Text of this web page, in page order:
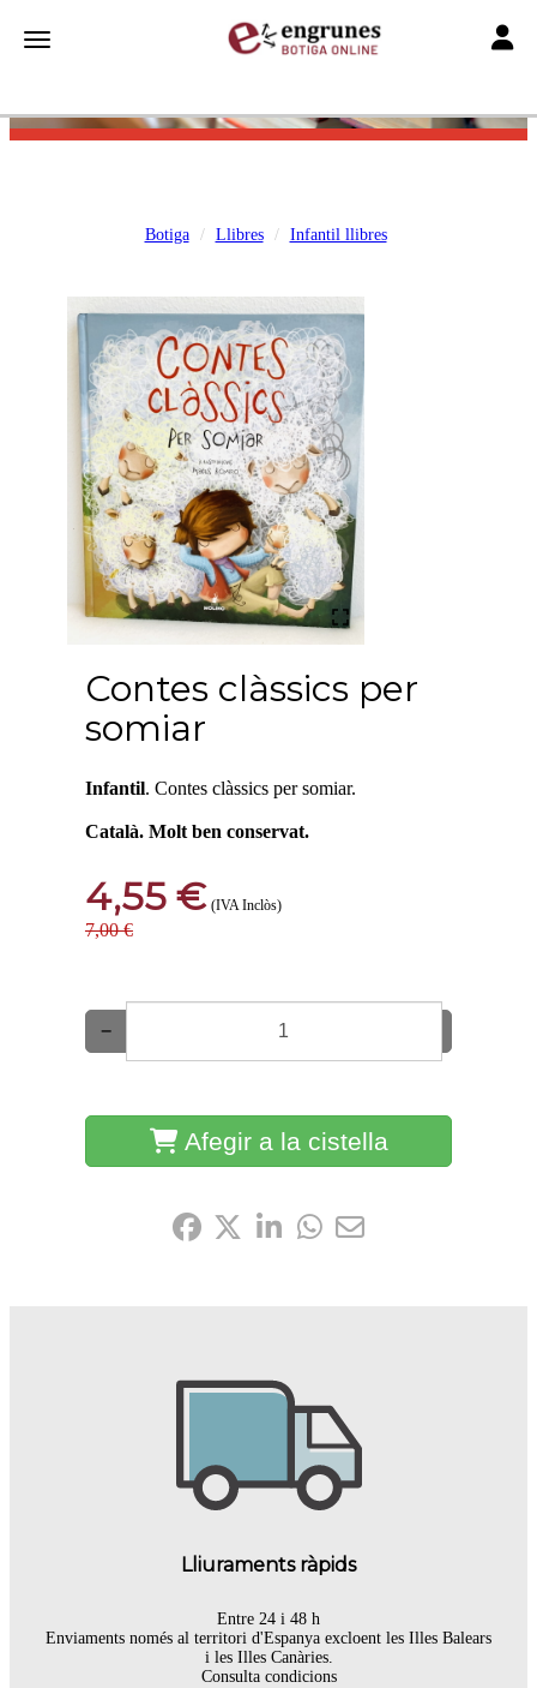
Toggle navigation
Botiga Llibres Infantil llibres
Contes clàssics per
somiar
Infantil. Contes clàssics per somiar.
Català. Molt ben conservat.
4,55 € (IVA Inclòs)
7,00 €
−
Afegir a la cistella
Lliuraments ràpids
Entre 24 i 48 h
Enviaments només al territori d'Espanya excloent les Illes Balears
i les Illes Canàries.
Consulta condicions